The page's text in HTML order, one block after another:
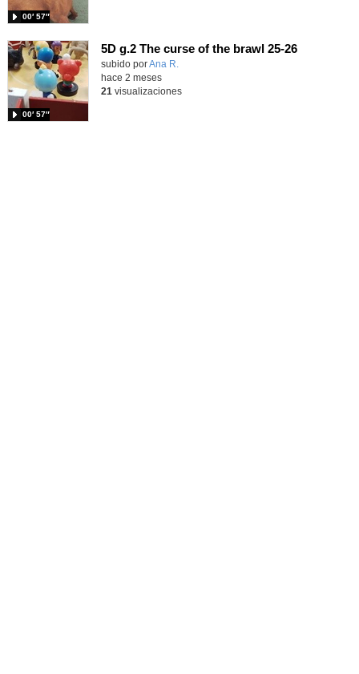
00′ 57″
5D g.2 The curse of the brawl 25-26
Contenido educativo.
subido porAna R.
00′ 57″
hace 2 meses
21 visualizaciones